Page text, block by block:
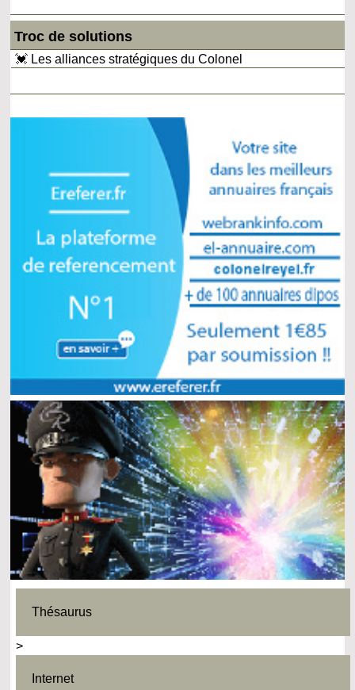
Troc de solutions
💓 Les alliances stratégiques du Colonel
Thésaurus
>
Internet